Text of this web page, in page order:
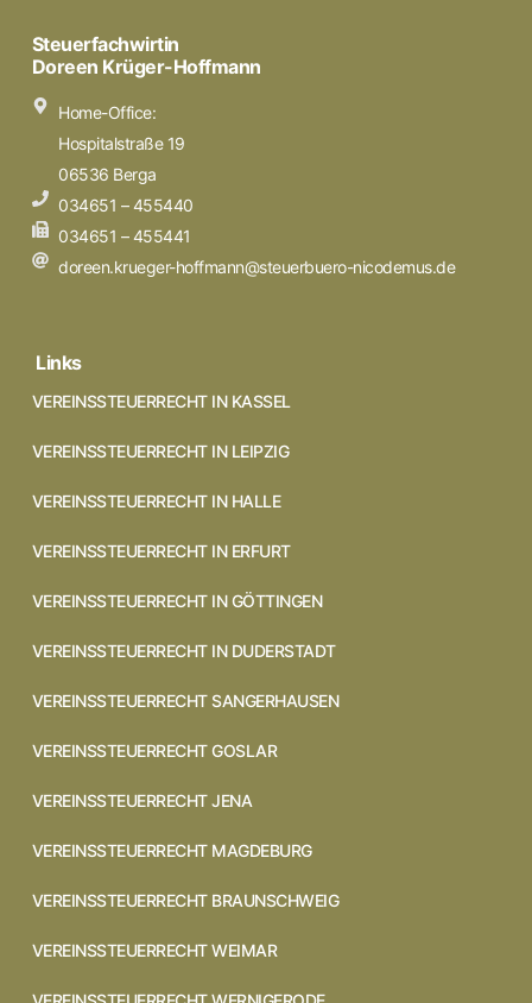
Steuerfachwirtin
Doreen Krüger-Hoffmann
Home-Office:
Hospitalstraße 19
06536 Berga
034651 – 455440
034651 – 455441
doreen.krueger-hoffmann@steuerbuero-nicodemus.de
Links
VEREINSSTEUERRECHT IN KASSEL
VEREINSSTEUERRECHT IN LEIPZIG
VEREINSSTEUERRECHT IN HALLE
VEREINSSTEUERRECHT IN ERFURT
VEREINSSTEUERRECHT IN GÖTTINGEN
VEREINSSTEUERRECHT IN DUDERSTADT
VEREINSSTEUERRECHT SANGERHAUSEN
VEREINSSTEUERRECHT GOSLAR
VEREINSSTEUERRECHT JENA
VEREINSSTEUERRECHT MAGDEBURG
VEREINSSTEUERRECHT BRAUNSCHWEIG
VEREINSSTEUERRECHT WEIMAR